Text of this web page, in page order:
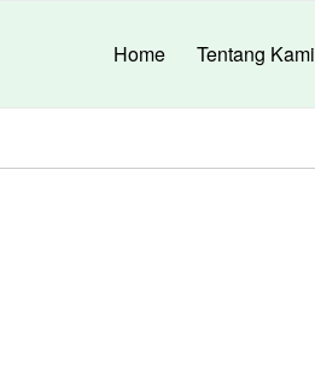
Home Tentang Kami